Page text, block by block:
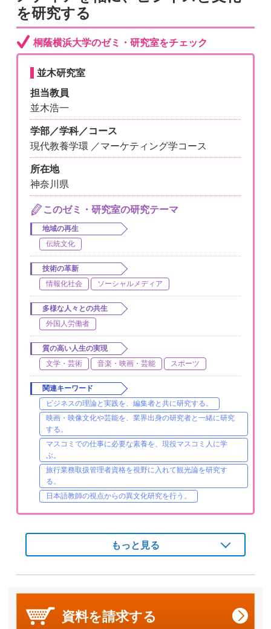
を研究する
桐蔭横浜大学のゼミ・研究室をチェック
並木研究室
担当教員
並木浩一
学部／学科／コース
現代教養学環 ／マーケティング学コース
所在地
神奈川県
このゼミ・研究室の研究テーマ
地域の再生
伝統文化
技術の革新
情報化社会
ソーシャルメディア
多様な人々との共生
外国人労働者
質の高い人生の実現
文学・芸術
音楽・映画・芸能 スポーツ
関連キーワード
ビジネスの理論と実践を、編集者と共に研究する。
映画・映像文化や芸能を、業界出身の研究者と一緒に研究
する。
マスコミでの仕事に必要な素養を、現役マスコミ人に学
ぶ。
旅行業務取扱管理者資格を視野に入れて観光論を研究す
る。
日本語教師の視点からの異文化研究を行う。
もっと見る
資料を請求する